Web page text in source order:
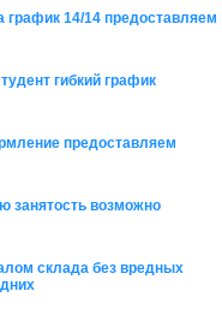
график 14/14 предоставляем
гибкий график
предоставляем
занятость возможно
склада без вредных